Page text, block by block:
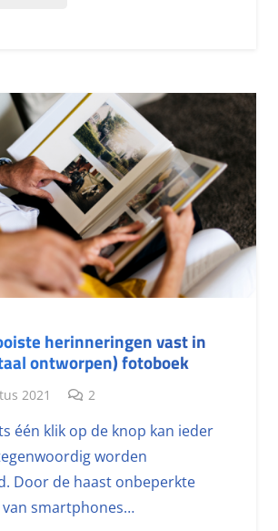
herinneringen vast in
ontworpen) fotoboek
2021 2
één klik op de knop kan ieder
worden
Door de haast onbeperkte
smartphones…